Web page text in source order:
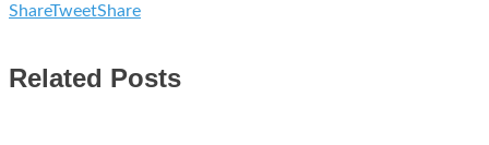
ShareTweetShare
Related Posts